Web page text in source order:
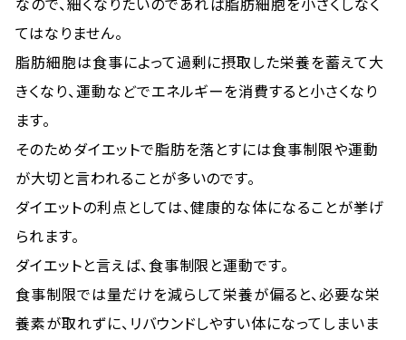
てはなりません。
脂肪細胞は食事によって過剰に摂取した栄養を蓄えて大
きくなり、運動などでエネルギーを消費すると小さくなり
ます。
そのためダイエットで脂肪を落とすには食事制限や運動
が大切と言われることが多いのです。
ダイエットの利点としては、健康的な体になることが挙げ
られます。
ダイエットと言えば、食事制限と運動です。
食事制限では量だけを減らして栄養が偏ると、必要な栄
養素が取れずに、リバウンドしやすい体になってしまいま